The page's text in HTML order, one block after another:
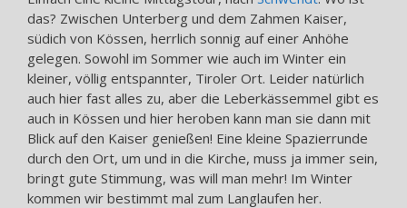
das? Zwischen Unterberg und dem Zahmen Kaiser,
südich von Kössen, herrlich sonnig auf einer Anhöhe
gelegen. Sowohl im Sommer wie auch im Winter ein
kleiner, völlig entspannter, Tiroler Ort. Leider natürlich
auch hier fast alles zu, aber die Leberkässemmel gibt es
auch in Kössen und hier heroben kann man sie dann mit
Blick auf den Kaiser genießen! Eine kleine Spazierrunde
durch den Ort, um und in die Kirche, muss ja immer sein,
bringt gute Stimmung, was will man mehr! Im Winter
kommen wir bestimmt mal zum Langlaufen her.